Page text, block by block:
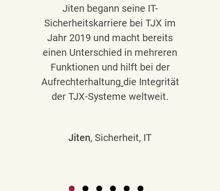
Jiten begann seine IT-
Sicherheitskarriere bei TJX im
Jahr 2019 und macht bereits
einen Unterschied in mehreren
Funktionen und hilft bei der
Aufrechterhaltung die Integrität
der TJX-Systeme weltweit.
Jiten, Sicherheit, IT